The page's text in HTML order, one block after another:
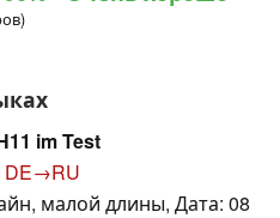
im Test
DE→RU
малой длины, Дата: 08